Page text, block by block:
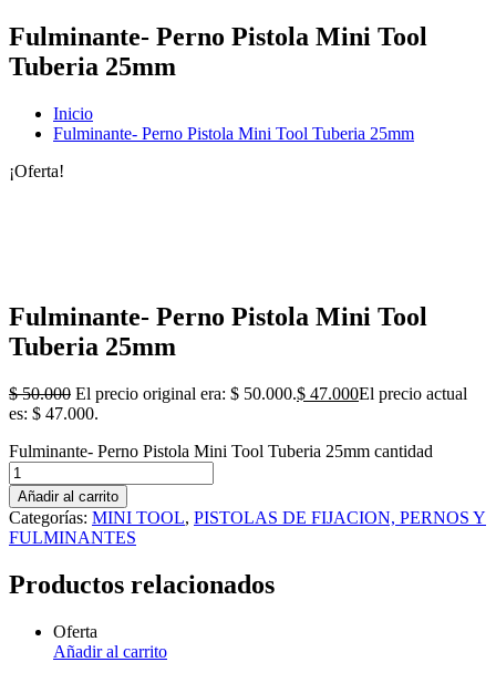
Fulminante- Perno Pistola Mini Tool
Tuberia 25mm
Inicio
Fulminante- Perno Pistola Mini Tool Tuberia 25mm
¡Oferta!
Fulminante- Perno Pistola Mini Tool
Tuberia 25mm
$50.000 El precio original era: $ 50.000.$ 47.000El precio actual
es: $ 47.000.
Fulminante- Perno Pistola Mini Tool Tuberia 25mm cantidad
Añadir al carrito
Categorías: MINI TOOL, PISTOLAS DE FIJACION, PERNOS Y
FULMINANTES
Productos relacionados
Oferta
Añadir al carrito